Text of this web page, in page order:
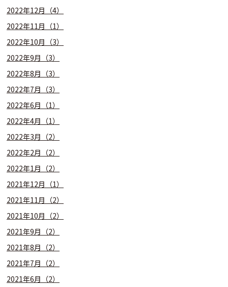
2022年12月（4）
2022年11月（1）
2022年10月（3）
2022年9月（3）
2022年8月（3）
2022年7月（3）
2022年6月（1）
2022年4月（1）
2022年3月（2）
2022年2月（2）
2022年1月（2）
2021年12月（1）
2021年11月（2）
2021年10月（2）
2021年9月（2）
2021年8月（2）
2021年7月（2）
2021年6月（2）